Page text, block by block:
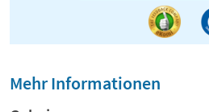
Mehr Informationen